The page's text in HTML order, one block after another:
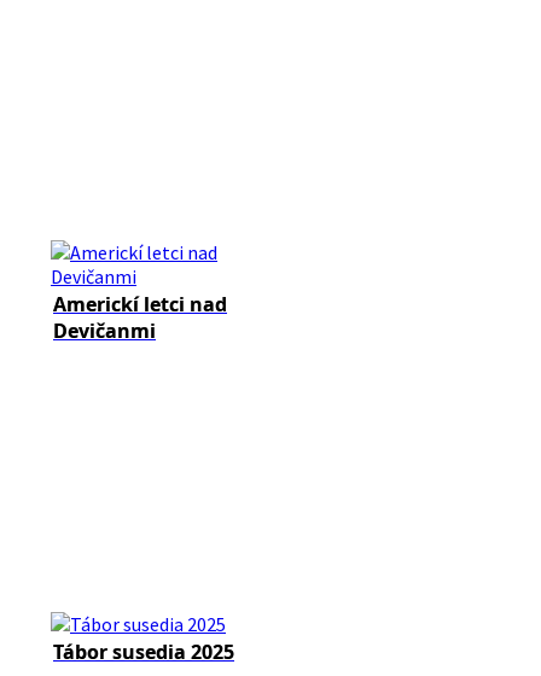
Americkí letci nad
Devičanmi
Tábor susedia 2025